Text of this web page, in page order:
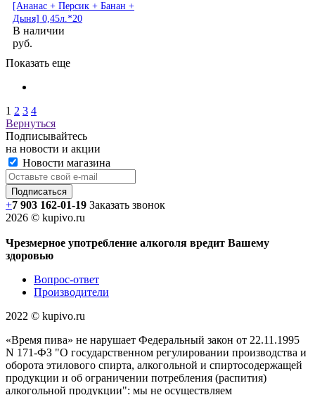
[Ананас + Персик + Банан +
Дыня] 0,45л.*20
В наличии
руб.
Показать еще
1 2 3 4
Вернуться
Подписывайтесь
на новости и акции
Новости магазина
+7 903 162-01-19 Заказать звонок
2026 © kupivo.ru
Чрезмерное употребление алкоголя вредит Вашему
здоровью
Вопрос-ответ
Производители
2022 ©️ kupivo.ru
«Время пива» не нарушает Федеральный закон от 22.11.1995
N 171-ФЗ "О государственном регулировании производства и
оборота этилового спирта, алкогольной и спиртосодержащей
продукции и об ограничении потребления (распития)
алкогольной продукции": мы не осуществляем